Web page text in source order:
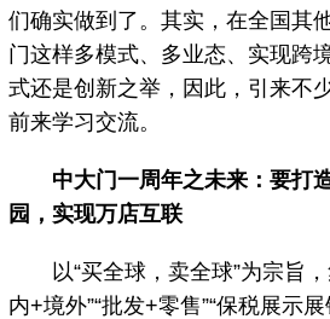
们确实做到了。其实，在全国其
门这样多模式、多业态、实现跨
式还是创新之举，因此，引来不
前来学习交流。
中大门一周年之未来：要打
园，实现万店互联
以“买全球，卖全球”为宗旨，
内+境外”“批发+零售”“保税展示